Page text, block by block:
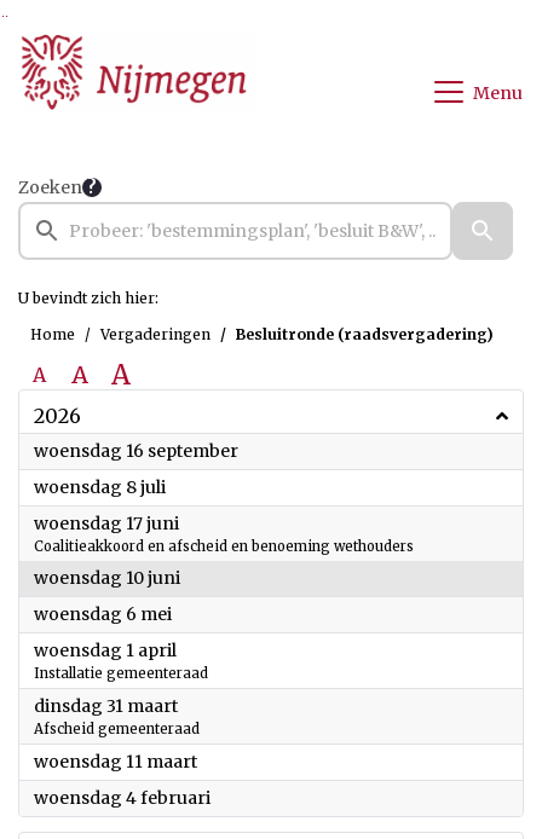
Menu
Zoeken
U bevindt zich hier:
Home
Vergaderingen Besluitronde (raadsvergadering)
A A A
2026
woensdag 16 september2026
woensdag 8 juli
woensdag 17 juni
Coalitieakkoord en afscheid en benoeming wethouders
woensdag 10 juni
woensdag 6 mei
woensdag 1 april
Installatie gemeenteraad
dinsdag 31 maart2026
Afscheid gemeenteraad
woensdag 11 maart2026
woensdag 4 februari